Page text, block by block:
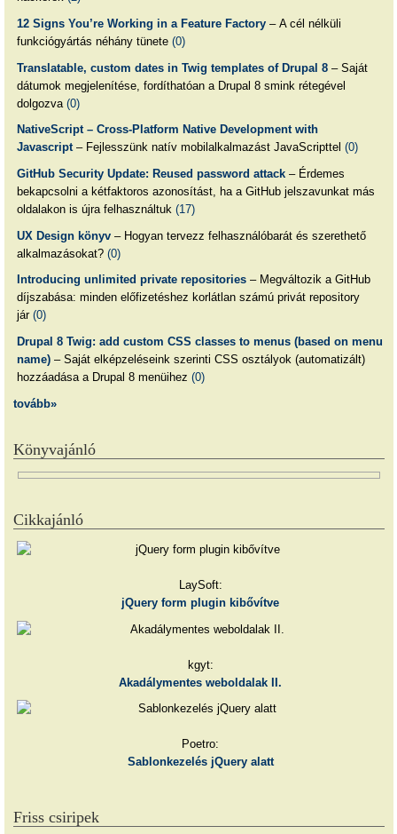
12 Signs You’re Working in a Feature Factory– A cél nélküli
funkciógyártás néhány tünete (0)
Translatable, custom dates in Twig templates of Drupal 8– Saját
dátumok megjelenítése, fordíthatóan a Drupal 8 smink rétegével
dolgozva (0)
NativeScript – Cross-Platform Native Development with
Javascript– Fejlesszünk natív mobilalkalmazást JavaScripttel (0)
GitHub Security Update: Reused password attack– Érdemes
bekapcsolni a kétfaktoros azonosítást, ha a GitHub jelszavunkat más
oldalakon is újra felhasználtuk (17)
UX Design könyv– Hogyan tervezz felhasználóbarát és szerethető
alkalmazásokat? (0)
Introducing unlimited private repositories– Megváltozik a GitHub
díjszabása: minden előfizetéshez korlátlan számú privát repository
jár (0)
Drupal 8 Twig: add custom CSS classes to menus (based on menu
name)– Saját elképzeléseink szerinti CSS osztályok (automatizált)
hozzáadása a Drupal 8 menüihez (0)
tovább»
Könyvajánló
Cikkajánló
LaySoft:
jQuery form plugin kibővítve
kgyt:
Akadálymentes weboldalak II.
Poetro:
Sablonkezelés jQuery alatt
Friss csiripek